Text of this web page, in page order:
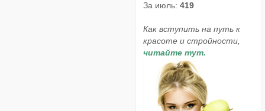
За июль: 419
Как вступить на путь к
красоте и стройности,
читайте тут.